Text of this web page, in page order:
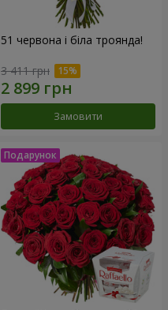
51 червона і біла троянда!
3 411 грн
Замовити